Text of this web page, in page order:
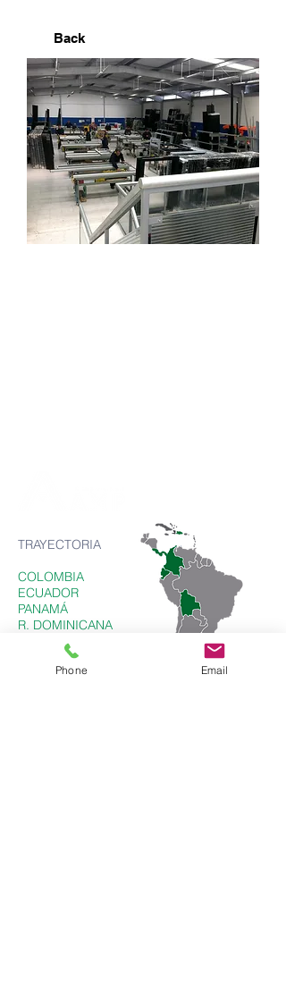
Back
TRAYECTORIA
COLOMBIA
ECUADOR
PANAMÁ
R. DOMINICANA
BOLIVIA
Phone Email